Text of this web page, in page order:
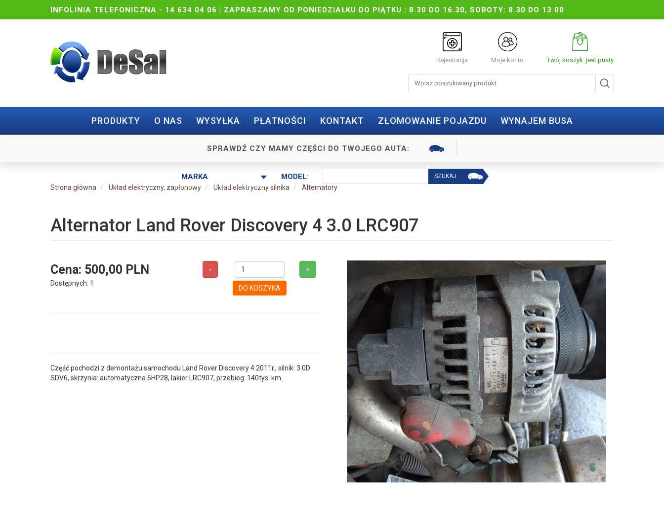
INFOLINIA TELEFONICZNA - 14 634 04 06 | ZAPRASZAMY OD PONIEDZIAŁKU DO PIĄTKU : 8.30 DO 16.30, SOBOTY: 8.30 DO 13.00
Rejestracja Moje konto Twój koszyk: jest pusty
PRODUKTY O NAS WYSYŁKA PŁATNOŚCI KONTAKT ZŁOMOWANIE POJAZDU WYNAJEM BUSA
SPRAWDŹ CZY MAMY CZĘŚCI DO TWOJEGO AUTA:
MODEL:
Strona główna Układ elektryczny, zapłonowy Układ elektryczny silnika Alternatory
Alternator Land Rover Discovery 4 3.0 LRC907
Cena: 500,00 PLN
Dostępnych: 1
- +
DO KOSZYKA
Część pochodzi z demontażu samochodu Land Rover Discovery 4 2011r., silnik: 3.0D
SDV6, skrzynia: automatyczna 6HP28, lakier LRC907, przebieg: 140tys. km.